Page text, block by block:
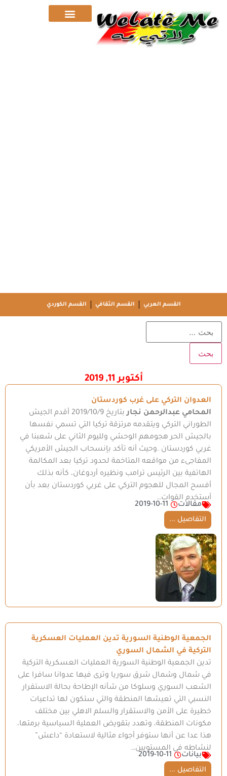
القسم العربي القسم الثقافي القسم الكوردي
أكتوبر 11, 2019
العدوان التركي على غرب كوردستان
المحامي عبدالرحمن نجار
بتاريخ 2019/10/9 أقدم الجيش
الطوراني التركي ويتقدمه مرتزقة تركيا التي تسمي نفسها
بالجيش الحر هجومهم الوحشي ولليوم الثاني على شعبنا في
غربي كوردستان .وحيث أنه تأكد بإنسحاب الجيش الأمريكي
المفاجىء من مواقعه المتاخمة لحدود تركيا بعد المكالمة
الهاتفية بين الرئيس ترامب ونظيره أردوغان، كأنه بذلك
أفسح المجال للهجوم التركي على غربي كوردستان بعد بأن
أستخدم القوات…
مقالات
2019-10-11
التفاصيل ...
الجمعية الوطنية السورية تدين العمليات العسكرية
التركية في الشمال السوري
تدين الجمعية الوطنية السورية العمليات العسكرية التركية
في شمال وشمال شرق سوريا وترى فيها عدوانا سافرا على
الشعب السوري وسلوكا من شأنه الإطاحة بحالة الاستقرار
النسبي التي تعيشها المنطقة والتي ستكون لها تداعيات
خطيرة على الأمن والاستقرار والسلم الاهلي بين مختلف
مكونات المنطقة، وتهدد بتقويض العملية السياسية برمتها،
هذا عدا عن أنها ستوفر أجواء مثالية لاستعادة “داعش”
لنشاطه في المستويين…
بيانات
2019-10-11
التفاصيل ...